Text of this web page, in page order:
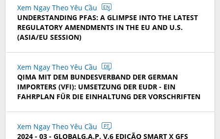
Xem Ngay Theo Yêu Cầu EN
UNDERSTANDING PFAS: A GLIMPSE INTO THE LATEST
REGULATORY AMENDMENTS IN THE EU AND U.S.
(ASIA/EU SESSION)
Xem Ngay Theo Yêu Cầu DE
QIMA MIT DEM BUNDESVERBAND DER GERMAN
IMPORTERS (VFI): UMSETZUNG DER EUDR - EIN
FAHRPLAN FÜR DIE EINHALTUNG DER VORSCHRIFTEN
Xem Ngay Theo Yêu Cầu PT
2024 - 03 - GLOBALG.A.P. V.6 EDIÇÃO SMART X GFS